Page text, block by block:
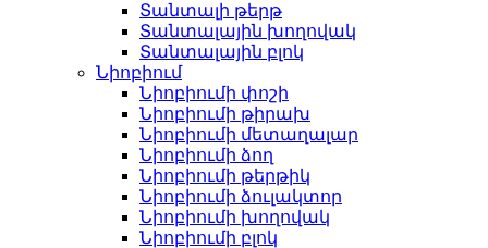
Տանտալի թերթ
Տանտալային խողովակ
Տանտալային բլոկ
Նիոբիում
Նիոբիումի փոշի
Նիոբիումի թիրախ
Նիոբիումի մետաղալար
Նիոբիումի ձող
Նիոբիումի թերթիկ
Նիոբիումի ձուլակտոր
Նիոբիումի խողովակ
Նիոբիումի բլոկ